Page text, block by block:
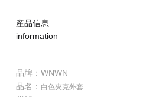
産品信息
information
品牌：WNWN
品名： 白色夾克外套